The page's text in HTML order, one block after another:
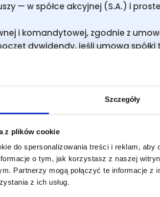
Szczegóły
z plików cookie
do spersonalizowania treści i reklam, aby
o tym, jak korzystasz z naszej
Partnerzy mogą połączyć te informacje z
z ich usług.
— w spółce akcyjnej (S.A.) i
i komandytowej, zgodnie z
dywidendy, jeśli umowa spółki
większością głosów,
ma prawo do udziału w zysku
spółki stanowi inaczej.